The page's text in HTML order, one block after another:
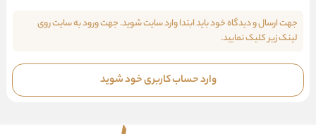
جهت ارسال و دیدگاه خود باید ابتدا وارد سایت شوید. جهت ورود به سایت روی
لینک زیر کلیک نمایید.
وارد حساب کاربری خود شوید